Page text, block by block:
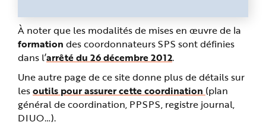
À noter que les modalités de mises en œuvre de la
formation des coordonnateurs SPS sont définies
dans l’arrêté du 26 décembre 2012.
Une autre page de ce site donne plus de détails sur
lesoutils pour assurer cette coordination (plan
général de coordination, PPSPS, registre journal,
DIUO…).